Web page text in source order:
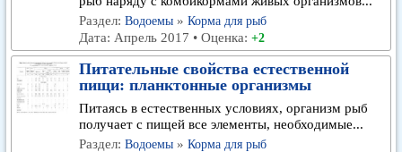
Раздел: Водоемы » Корма для рыб
Дата: Апрель 2017 • Оценка: +2
Питательные свойства естественной
пищи: планктонные организмы
Питаясь в естественных условиях, организм рыб
получает с пищей все элементы, необходимые...
Раздел: Водоемы » Корма для рыб